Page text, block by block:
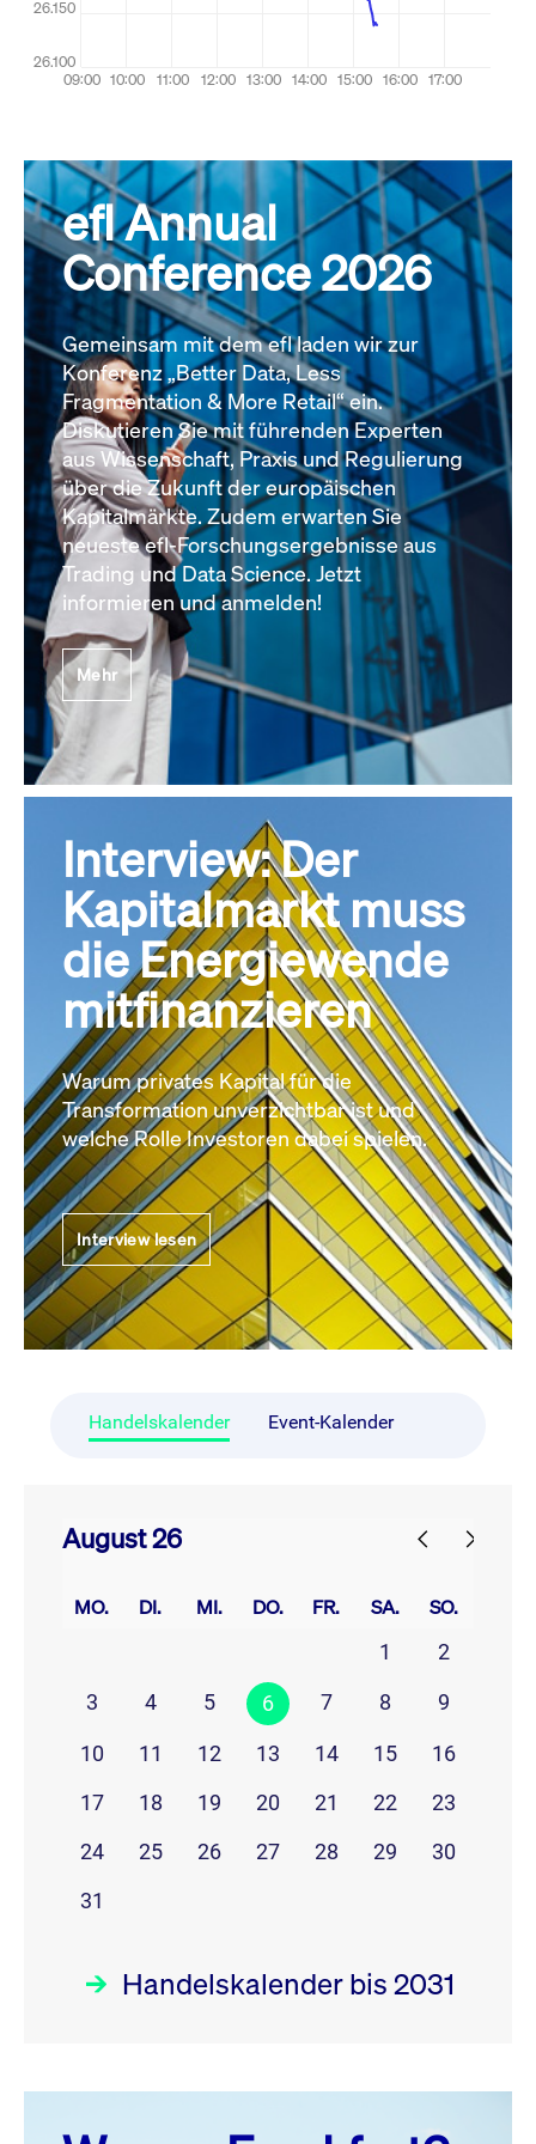
efl Annual
Conference 2026
Gemeinsam mit dem efl laden wir zur
Konferenz „Better Data, Less
Fragmentation & More Retail“ ein.
Diskutieren Sie mit führenden Experten
aus Wissenschaft, Praxis und Regulierung
über die Zukunft der europäischen
Kapitalmärkte. Zudem erwarten Sie
neueste efl-Forschungsergebnisse aus
Trading und Data Science. Jetzt
informieren und anmelden!
Mehr
Interview: Der
Kapitalmarkt muss
die Energiewende
mitfinanzieren
Warum privates Kapital für die
Transformation unverzichtbar ist und
welche Rolle Investoren dabei spielen.
Interview lesen
Handelskalender Event-Kalender
August 26
MO. DI. MI. DO. FR. SA. SO.
1
2
3
4 5 6 7 8 9
10 11 12 13 14 15
16
17
18 19 20 21 22
23
24
25 26 27 28 29
30
31
Handelskalender bis 2031
August 26